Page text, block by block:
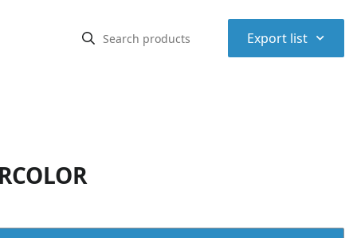
Export list ⌃